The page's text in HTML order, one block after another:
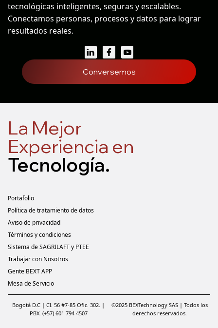
tecnológicas inteligentes, seguras y escalables.
Conectamos personas, procesos y datos para lograr
resultados reales.
Conversemos
La Mejor
Experiencia en
Tecnología.
Portafolio
Política de tratamiento de datos
Aviso de privacidad
Términos y condiciones
Sistema de SAGRILAFT y PTEE
Trabajar con Nosotros
Gente BEXT APP
Mesa de Servicio
Bogotá D.C | Cl. 56 #7-85 Ofic. 302. |
PBX. (+57) 601 794 4507
©2025 BEXTechnology SAS | Todos los
derechos reservados.